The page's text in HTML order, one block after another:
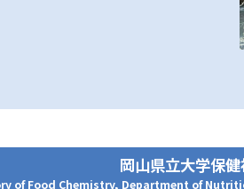
岡山県立大学保
of Food Chemistry, Department of